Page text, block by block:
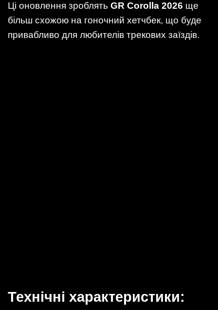
Ці оновлення зроблять GR Corolla 2026 ще
більш схожою на гоночний хетчбек, що буде
привабливо для любителів трекових заїздів.
Технічні характеристики: